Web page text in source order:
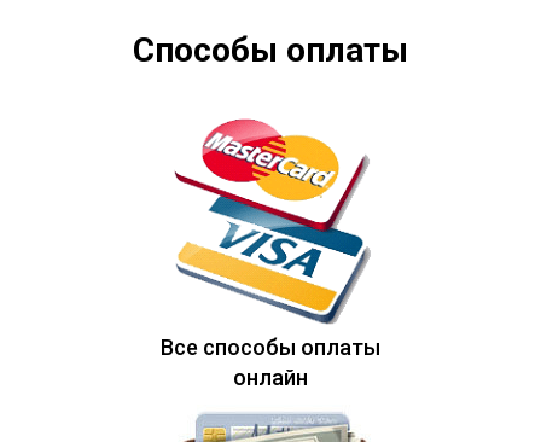
Способы оплаты
Все способы оплаты
онлайн